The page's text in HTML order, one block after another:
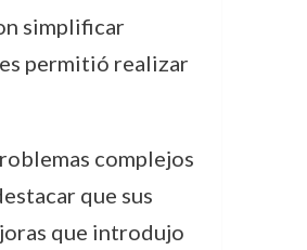
simplificar
permitió realizar
complejos
que sus
que introdujo